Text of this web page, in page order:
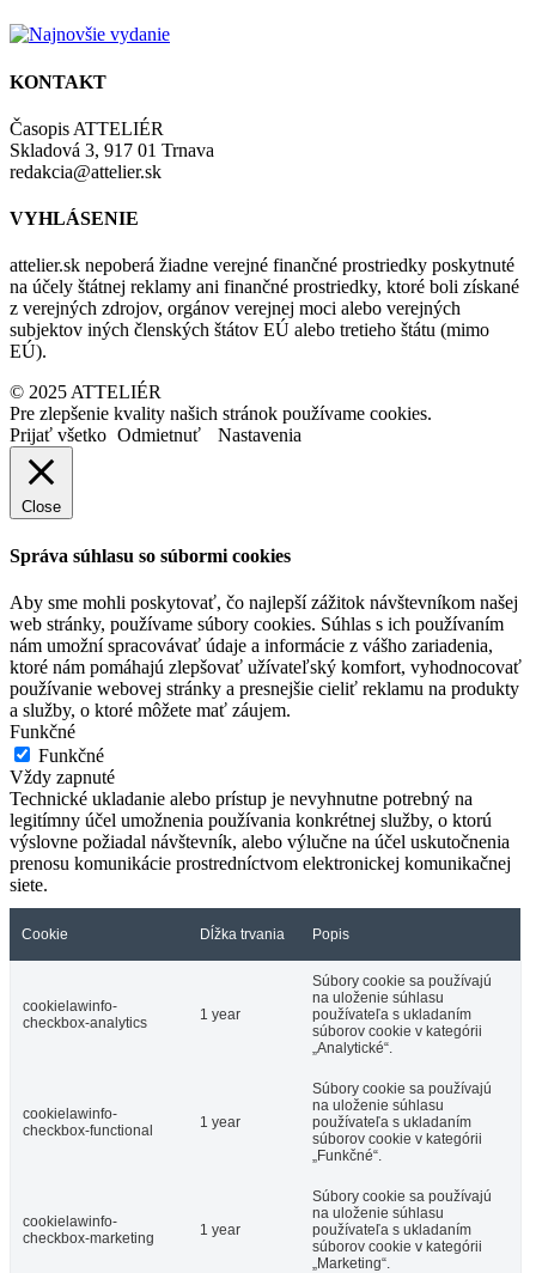
KONTAKT
Časopis ATTELIÉR
Skladová 3, 917 01 Trnava
redakcia@attelier.sk
VYHLÁSENIE
attelier.sk nepoberá žiadne verejné finančné prostriedky poskytnuté
na účely štátnej reklamy ani finančné prostriedky, ktoré boli získané
z verejných zdrojov, orgánov verejnej moci alebo verejných
subjektov iných členských štátov EÚ alebo tretieho štátu (mimo
EÚ).
© 2025 ATTELIÉR
Pre zlepšenie kvality našich stránok používame cookies.
Prijať všetko Odmietnuť Nastavenia
Close
Správa súhlasu so súbormi cookies
Aby sme mohli poskytovať, čo najlepší zážitok návštevníkom našej
web stránky, používame súbory cookies. Súhlas s ich používaním
nám umožní spracovávať údaje a informácie z vášho zariadenia,
ktoré nám pomáhajú zlepšovať užívateľský komfort, vyhodnocovať
používanie webovej stránky a presnejšie cieliť reklamu na produkty
a služby, o ktoré môžete mať záujem.
Funkčné
Funkčné
Vždy zapnuté
Technické ukladanie alebo prístup je nevyhnutne potrebný na
legitímny účel umožnenia používania konkrétnej služby, o ktorú
výslovne požiadal návštevník, alebo výlučne na účel uskutočnenia
prenosu komunikácie prostredníctvom elektronickej komunikačnej
siete.
Cookie Dĺžka trvania Popis
cookielawinfo-
checkbox-analytics
1 year
Súbory cookie sa používajú
na uloženie súhlasu
používateľa s ukladaním
súborov cookie v kategórii
„Analytické“.
cookielawinfo-
checkbox-functional
1 year
Súbory cookie sa používajú
na uloženie súhlasu
používateľa s ukladaním
súborov cookie v kategórii
„Funkčné“.
cookielawinfo-
checkbox-marketing
1 year
Súbory cookie sa používajú
na uloženie súhlasu
používateľa s ukladaním
súborov cookie v kategórii
„Marketing“.